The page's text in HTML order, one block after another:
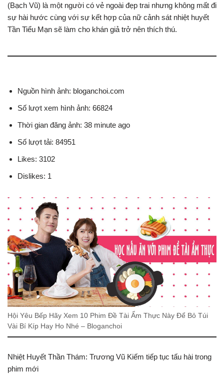
(Bạch Vũ) là một người có vẻ ngoài đẹp trai nhưng không mất đi
sự hài hước cùng với sự kết hợp của nữ cảnh sát nhiệt huyết
Tần Tiểu Mạn sẽ làm cho khán giả trở nên thích thú.
Nguồn hình ảnh: bloganchoi.com
Số lượt xem hình ảnh: 66824
Thời gian đăng ảnh: 38 minute ago
Số lượt tải: 84951
Likes: 3102
Dislikes: 1
Hội Yêu Bếp Hãy Xem 10 Phim Đề Tài Ẩm Thực Này Để Bỏ Túi
Vài Bí Kíp Hay Ho Nhé – Bloganchoi
Nhiệt Huyết Thần Thám: Trương Vũ Kiếm tiếp tục tấu hài trong
phim mới